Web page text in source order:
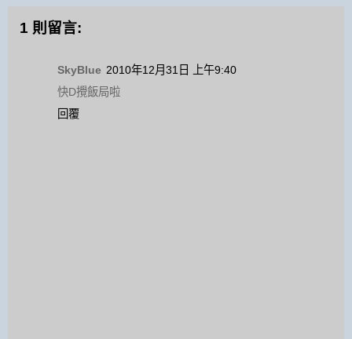
1 則留言:
SkyBlue 2010年12月31日 上午9:40
快D攪飯局啦
回覆